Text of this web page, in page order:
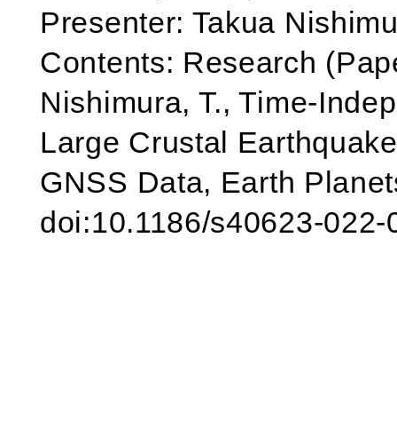
Presenter: Takua
Contents: Research
Nishimura, T., Time-
Large Crustal
GNSS Data, Earth
doi:10.1186/s40623-